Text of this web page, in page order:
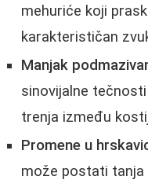
mehuriće koji
karakterističan
Manjak
sinovijalne
trenja između
Promene u
može postati